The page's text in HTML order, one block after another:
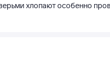
хлопают особенно